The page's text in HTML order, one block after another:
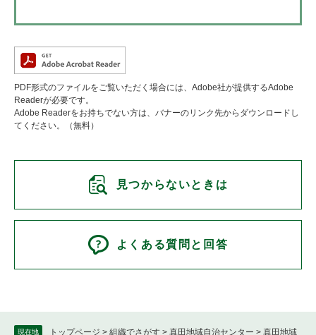
現在地 トップページ > 組織でさがす > 真田地域自治センター > 真田地域
PDF形式のファイルをご覧いただく場合には、Adobe社が提供するAdobe
Readerが必要です。
Adobe Readerをお持ちでない方は、バナーのリンク先からダウンロードし
てください。（無料）
見つからないときは
よくある質問と回答